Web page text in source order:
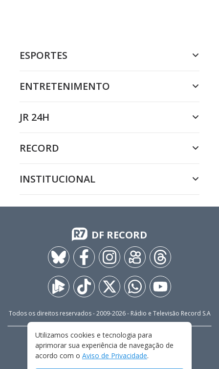
ESPORTES
ENTRETENIMENTO
JR 24H
RECORD
INSTITUCIONAL
DF RECORD
Todos os direitos reservados - 2009-2026- Rádio e Televisão Record S.A
FALE CONOSCO
PRIVACIDADE
TERMOS E CONDIÇÕES DE USO
Utilizamos cookies e tecnologia para
aprimorar sua experiência de navegação de
acordo com o Aviso de Privacidade.